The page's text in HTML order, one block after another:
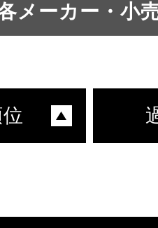
メーカー・小